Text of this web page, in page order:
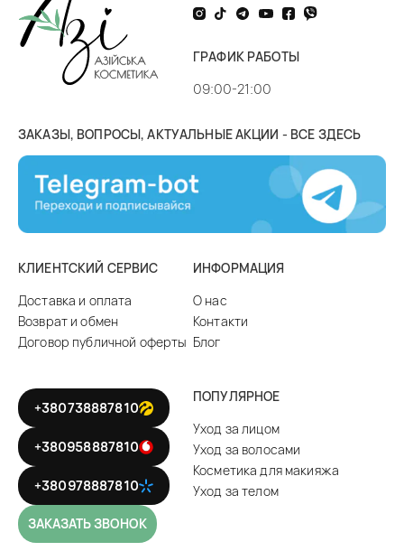
ГРАФИК РАБОТЫ
09:00-21:00
ЗАКАЗЫ, ВОПРОСЫ, АКТУАЛЬНЫЕ АКЦИИ - ВСЕ ЗДЕСЬ
КЛИЕНТСКИЙ СЕРВИС
Доставка и оплата
Возврат и обмен
Договор публичной оферты
ИНФОРМАЦИЯ
О нас
Контакти
Блог
+380738887810
+380958887810
+380978887810
ЗАКАЗАТЬ ЗВОНОК
ПОПУЛЯРНОЕ
Уход за лицом
Уход за волосами
Косметика для макияжа
Уход за телом